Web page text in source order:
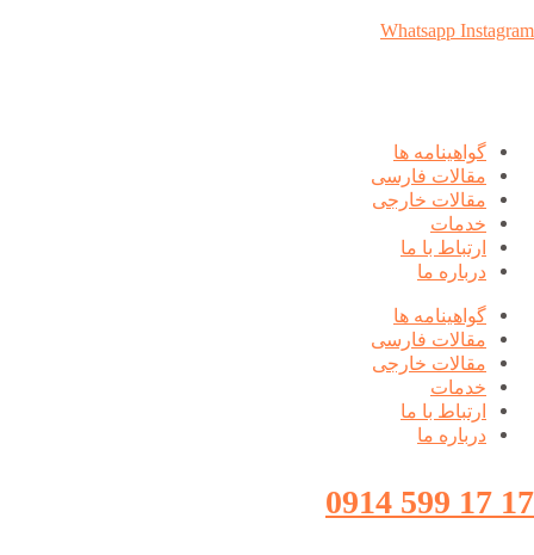
Whatsapp Instagram
گواهینامه ها
مقالات فارسی
مقالات خارجی
خدمات
ارتباط با ما
درباره ما
گواهینامه ها
مقالات فارسی
مقالات خارجی
خدمات
ارتباط با ما
درباره ما
17 17 599 0914